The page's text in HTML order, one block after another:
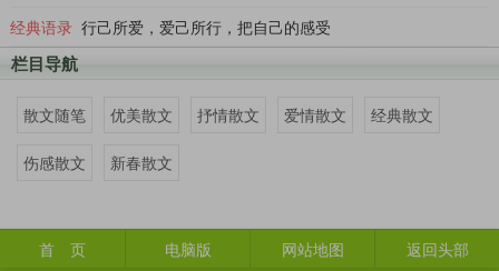
经典语录 行己所爱，爱己所行，把自己的感受
栏目导航
散文随笔 优美散文 抒情散文 爱情散文 经典散文
伤感散文 新春散文
首 页 电脑版 网站地图 返回头部